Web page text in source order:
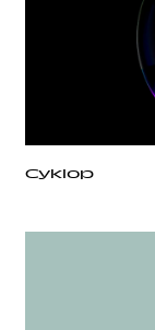
Cyklop